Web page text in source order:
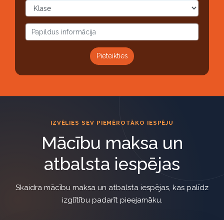
Pieteikties
IZVĒLIES SEV PIEMĒROTĀKO IESPĒJU
Mācību maksa un
atbalsta iespējas
Skaidra mācību maksa un atbalsta iespējas, kas palīdz
izglītību padarīt pieejamāku.